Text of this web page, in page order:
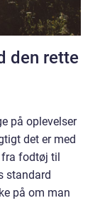
den rette
på oplevelser
det er med
fodtøj til
standard
på om man